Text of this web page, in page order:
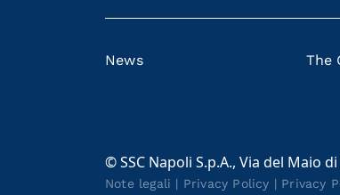
News The
© SSC Napoli S.p.A., Via del Maio
Note legali | Privacy Policy | Privacy